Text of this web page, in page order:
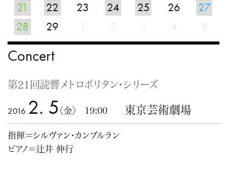
21
22 23 24 25 26
27
28
29
Concert
第21回読響メトロポリタン・シリーズ
2016 2. 5 〈金〉 19:00 東京芸術劇場
指揮＝シルヴァン・カンブルラン
ピアノ＝辻井 伸行